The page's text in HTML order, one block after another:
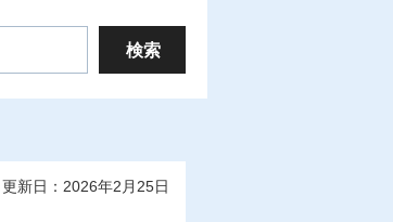
更新日：2026年2月25日